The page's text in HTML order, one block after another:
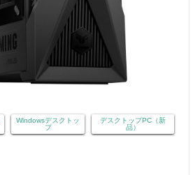
Windowsデスクトッ
プ
デスクトップPC（新
品）